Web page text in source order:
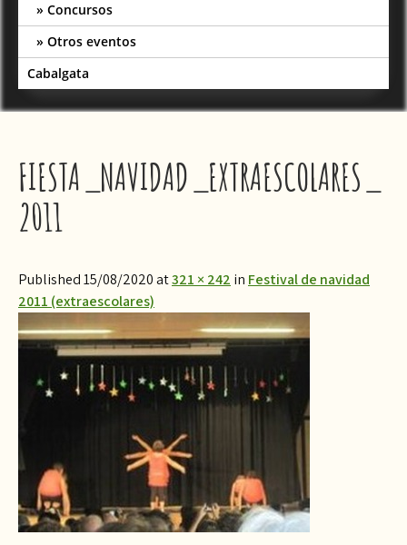
Concursos
Otros eventos
Cabalgata
FIESTA_NAVIDAD_EXTRAESCOLARES_
2011
Published 15/08/2020 at321 × 242 in Festival de navidad
2011 (extraescolares)